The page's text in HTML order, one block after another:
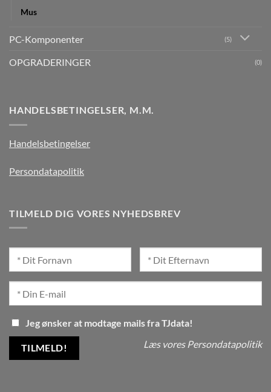
Mus
PC-Komponenter (5)
OPGRADERINGER (0)
HANDELSBETINGELSER, M.M.
Handelsbetingelser
Persondatapolitik
TILMELD DIG VORES NYHEDSBREV
Jeg ønsker at modtage mails fra TJdata!
Læs vores Persondatapolitik